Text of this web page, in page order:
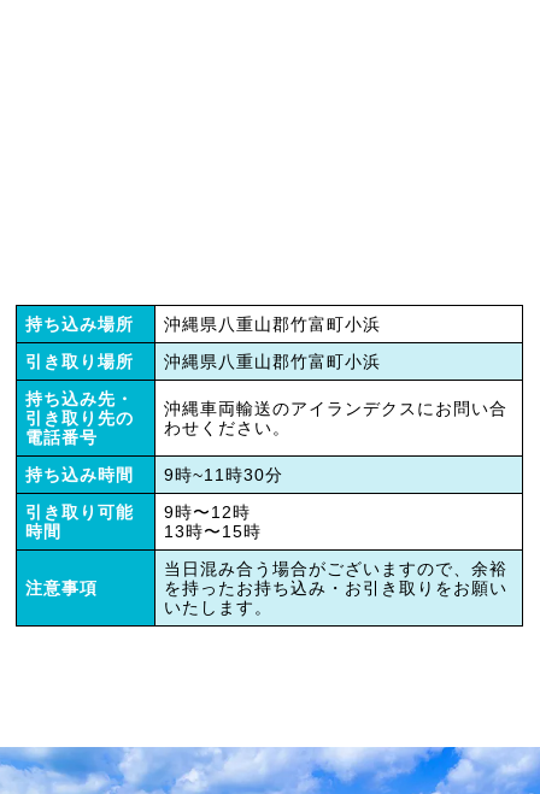
持ち込み場所
沖縄県八重山郡竹富町小浜
引き取り場所
沖縄県八重山郡竹富町小浜
持ち込み先・
引き取り先の
電話番号
沖縄車両輸送のアイランデクスにお問い合
わせください。
持ち込み時間
9時~11時30分
引き取り可能
時間
9時〜12時
13時〜15時
注意事項
当日混み合う場合がございますので、余裕
を持ったお持ち込み・お引き取りをお願い
いたします。